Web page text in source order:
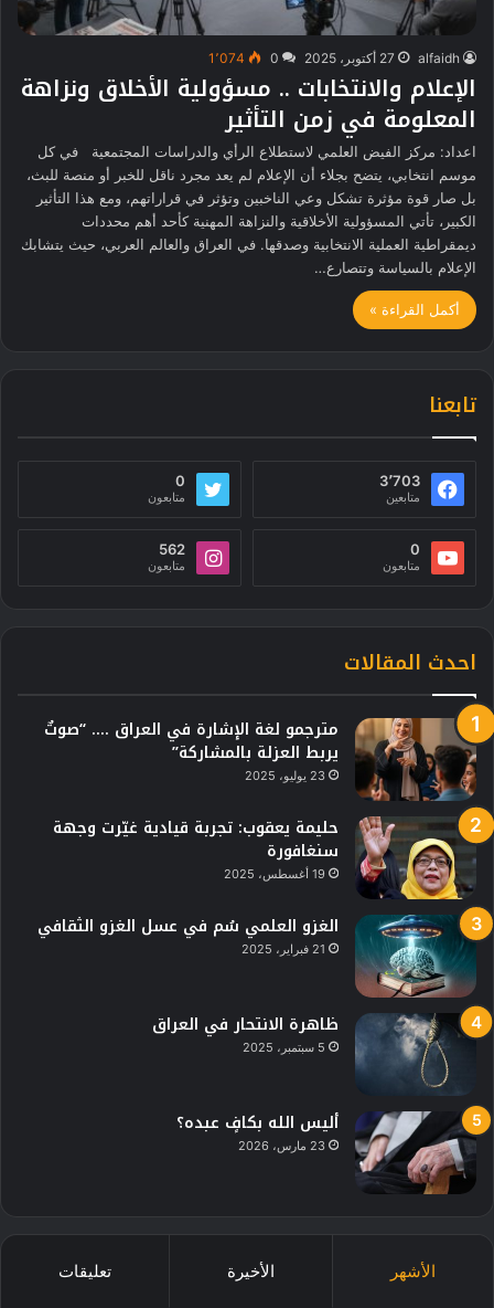
alfaidh 27 أكتوبر، 2025 0 1٬074
الإعلام والانتخابات .. مسؤولية الأخلاق ونزاهة
المعلومة في زمن التأثير
اعداد: مركز الفيض العلمي لاستطلاع الرأي والدراسات المجتمعية في كل
موسم انتخابي، يتضح بجلاء أن الإعلام لم يعد مجرد ناقل للخبر أو منصة للبث،
بل صار قوة مؤثرة تشكل وعي الناخبين وتؤثر في قراراتهم، ومع هذا التأثير
الكبير، تأتي المسؤولية الأخلاقية والنزاهة المهنية كأحد أهم محددات
ديمقراطية العملية الانتخابية وصدقها. في العراق والعالم العربي، حيث يتشابك
الإعلام بالسياسة وتتصارع…
أكمل القراءة »
تابعنا
3٬703
متابعين
0
متابعون
0
متابعون
562
متابعون
احدث المقالات
مترجمو لغة الإشارة في العراق …. “صوتٌ
يربط العزلة بالمشاركة”
23 يوليو، 2025
حليمة يعقوب: تجربة قيادية غيّرت وجهة
سنغافورة
19 أغسطس، 2025
الغزو العلمي سُم في عسل الغزو الثقافي
21 فبراير، 2025
ظاهرة الانتحار في العراق
5 سبتمبر، 2025
أليس الله بكافٍ عبده؟
23 مارس، 2026
الأشهر الأخيرة تعليقات